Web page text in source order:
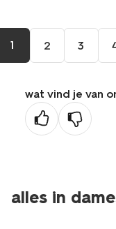
1 2 3
wat vind je van
alles in